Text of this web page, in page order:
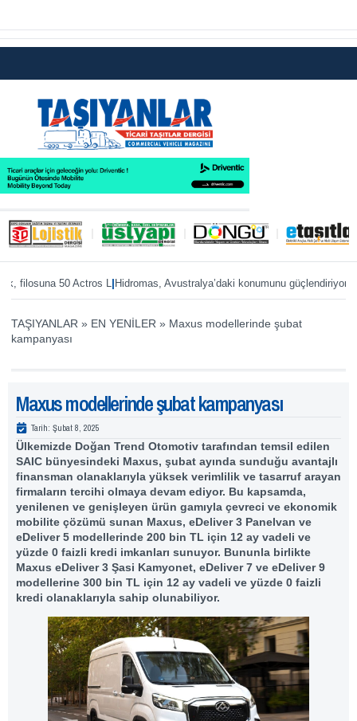
50 Actros L|Hidromas, Avustralya’daki konumunu güçlendiriyor|
TAŞIYANLAR » EN YENİLER » Maxus modellerinde şubat
kampanyası
Maxus modellerinde şubat kampanyası
Tarih: Şubat 8, 2025
Ülkemizde Doğan Trend Otomotiv tarafından temsil edilen
SAIC bünyesindeki Maxus, şubat ayında sunduğu avantajlı
finansman olanaklarıyla yüksek verimlilik ve tasarruf arayan
firmaların tercihi olmaya devam ediyor. Bu kapsamda,
yenilenen ve genişleyen ürün gamıyla çevreci ve ekonomik
mobilite çözümü sunan Maxus, eDeliver 3 Panelvan ve
eDeliver 5 modellerinde 200 bin TL için 12 ay vadeli ve
yüzde 0 faizli kredi imkanları sunuyor. Bununla birlikte
Maxus eDeliver 3 Şasi Kamyonet, eDeliver 7 ve eDeliver 9
modellerine 300 bin TL için 12 ay vadeli ve yüzde 0 faizli
kredi olanaklarıyla sahip olunabiliyor.